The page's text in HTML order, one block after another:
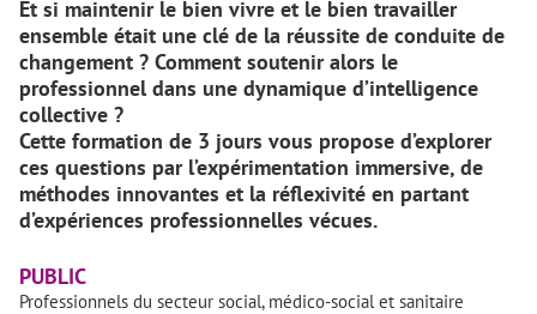
Et si maintenir le bien vivre et le bien travailler
ensemble était une clé de la réussite de conduite de
changement ? Comment soutenir alors le
professionnel dans une dynamique d’intelligence
collective ?
Cette formation de 3 jours vous propose d’explorer
ces questions par l’expérimentation immersive, de
méthodes innovantes et la réflexivité en partant
d’expériences professionnelles vécues.
PUBLIC
Professionnels du secteur social, médico-social et sanitaire